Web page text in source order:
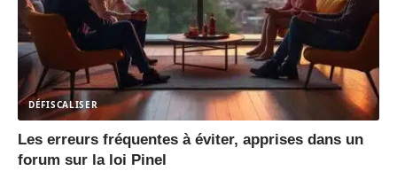
DÉFISCALISER
Les erreurs fréquentes à éviter, apprises dans un
forum sur la loi Pinel